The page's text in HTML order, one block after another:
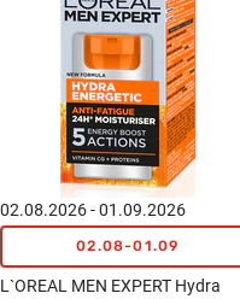
02.08.2026 - 01.09.2026
02.08-01.09
L`OREAL MEN EXPERT Hydra